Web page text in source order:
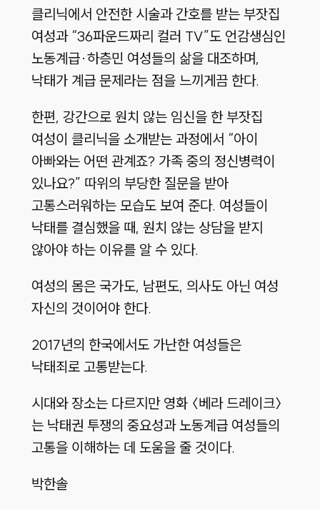
클리닉에서 안전한 시술과 간호를 받는 부잣집
여성과 “36파운드짜리 컬러 TV”도 언감생심인
노동계급·하층민 여성들의 삶을 대조하며,
낙태가 계급 문제라는 점을 느끼게끔 한다.
한편, 강간으로 원치 않는 임신을 한 부잣집
여성이 클리닉을 소개받는 과정에서 “아이
아빠와는 어떤 관계죠? 가족 중의 정신병력이
있나요?” 따위의 부당한 질문을 받아
고통스러워하는 모습도 보여 준다. 여성들이
낙태를 결심했을 때, 원치 않는 상담을 받지
않아야 하는 이유를 알 수 있다.
여성의 몸은 국가도, 남편도, 의사도 아닌 여성
자신의 것이어야 한다.
2017년의 한국에서도 가난한 여성들은
낙태죄로 고통받는다.
시대와 장소는 다르지만 영화 〈베라 드레이크〉
는 낙태권 투쟁의 중요성과 노동계급 여성들의
고통을 이해하는 데 도움을 줄 것이다.
박한솔